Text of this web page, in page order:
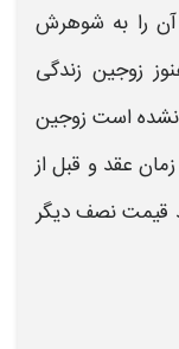
آن را به شوهرش
زوجین زندگی
نشده است زوجین
عقد و قبل از
قیمت نصف دیگر